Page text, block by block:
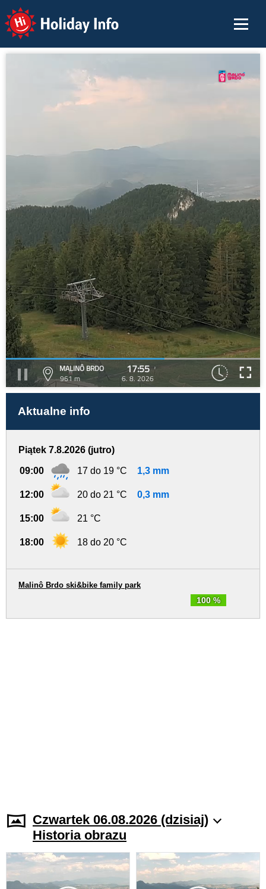
Holiday Info
MALINÔ BRDO
961 m
17:55
6. 8. 2026
Aktualne info
Piątek 7.8.2026 (jutro)
09:00 17 do 19 °C 1,3 mm
12:00 20 do 21 °C 0,3 mm
15:00 21 °C
18:00 18 do 20 °C
100 %
Malinô Brdo ski&bike family park
Czwartek 06.08.2026 (dzisiaj)
Historia obrazu